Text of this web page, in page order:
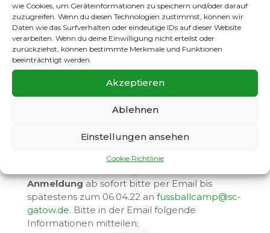
wie Cookies, um Geräteinformationen zu speichern und/oder darauf
zuzugreifen. Wenn du diesen Technologien zustimmst, können wir
Daten wie das Surfverhalten oder eindeutige IDs auf dieser Website
verarbeiten. Wenn du deine Einwilligung nicht erteilst oder
zurückziehst, können bestimmte Merkmale und Funktionen
beeinträchtigt werden.
Akzeptieren
Ablehnen
Einstellungen ansehen
Cookie Richtlinie
(Trikot, einen Ball, eine Trinkflasche).
WANN
Mittwoch 20.04.22 bis Freitag 22.04.22
VON
FÜR
Ab G-Jugend bis zum Jahrgang 2008 (jüngere
Anmeldungab sofort bitte per Email bis
spätestens zum 06.04.22 an fussballcamp@sc-
gatow.de. Bitte in der Email folgende
Informationen mitteilen: